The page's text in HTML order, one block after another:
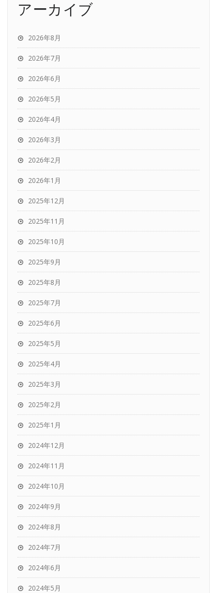
アーカイブ
2026年8月
2026年7月
2026年6月
2026年5月
2026年4月
2026年3月
2026年2月
2026年1月
2025年12月
2025年11月
2025年10月
2025年9月
2025年8月
2025年7月
2025年6月
2025年5月
2025年4月
2025年3月
2025年2月
2025年1月
2024年12月
2024年11月
2024年10月
2024年9月
2024年8月
2024年7月
2024年6月
2024年5月